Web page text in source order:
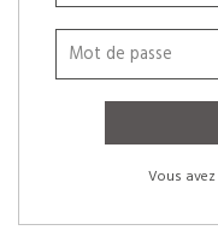
Vous